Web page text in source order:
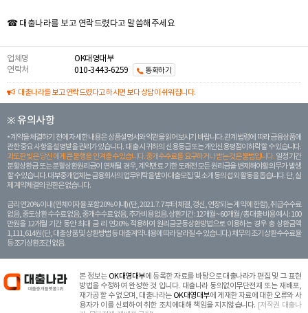
☎ 대출나라를 보고 연락드렸다고 말씀해주세요
업체명
OK대영대부
연락처
010-3443-6259 통화하기
대출나라를 보고 연락드렸다고 하시면 보다 상담이 쉬워집니다.
※ 유의사항
계약을 체결하기 전에 자세한 내용은 상품설명서와 약관을 읽어보시기 바랍니다. 관계 법령에 따라 금융상품에
관한 중요 사항을 설명받을 권리가 있습니다. 대 출 시 귀하의 신용등급 또는 개인신용평점이 하락할 수 있습니다.
과도한 빚은 당신 에게 큰 불행을 안겨줄 수 있습니다. 중개수수료를 요구하거나 받는 것은 불법입니다. 일정 기간
분할상환금 또는 분할상환원리금이 연체될 경우, 계약만료 기한 도래전 모든 원리금을 변제해야할 의무가 발생
할 수 있습니다. 대부중개업체는 금융회사의 업무위탁을 받아 대출모집 및 소개 등의 섭외 활동을 돕습니다. 단, 실
제 계약체결의 권한은 없습니다.
금리 연20% 이내 (연체이자율 포함 20% 이내) (단, 2021. 7. 7부터 체결, 갱신, 연장되는 계 약에 한함), 취급수수료
없음, 중도상환 수수료 없음, 중개수수료 없음, 추가비용 없음. 상환기간 : 12개월 ~ 60개월 / 총 대출 비용 예시 : 100
만원을 12개월 기간 동안 최대 금 리 연20% 적용하여 원리금균등상환방법으로 이용하는 경우 총 상환금액
1,111,614원 (단, 대출상품 및 상환방법 등 대출계약 내용에 따라 달라질 수 있습니다.) 채무의 조기 상환수수료율
등 조기상환조건 없음.
본 정보는 OK대영대부에 등록한 자료를 바탕으로 대출나라가 편집 및 그 표현
방법을 수정하여 완성한 것 입니다. 대출나라 동의없이무단전재 또는 재배포,
재가공 할 수 없으며, 대출나라는 OK대영대부에 게재한 자료에 대한 오류와 사
용자가 이를 신뢰하여 취한 조치에대해 책임을 지지않습니다. [저작권 대출나